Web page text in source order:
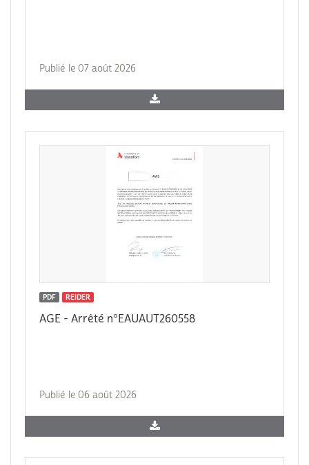
Publié le 07 août 2026
PDF REIDER
AGE - Arrêté n°EAUAUT260558
Publié le 06 août 2026